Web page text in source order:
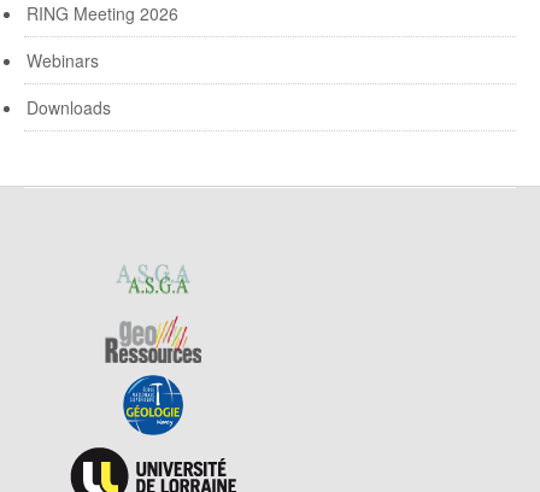
RING Meeting 2026
Webinars
Downloads